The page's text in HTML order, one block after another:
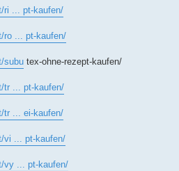
ri ... pt-kaufen/
ro ... pt-kaufen/
subu tex-ohne-rezept-kaufen/
tr ... pt-kaufen/
tr ... ei-kaufen/
vi ... pt-kaufen/
vy ... pt-kaufen/